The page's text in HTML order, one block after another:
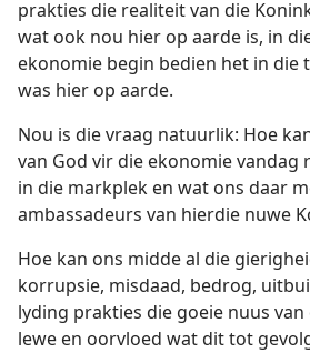
prakties die realiteit van die
wat ook nou hier op aarde is, in
ekonomie begin bedien het in die
was hier op aarde.
Nou is die vraag natuurlik: Hoe
van God vir die ekonomie
in die markplek en wat ons daar
ambassadeurs van hierdie nuwe
Hoe kan ons midde al die
korrupsie, misdaad, bedrog,
lyding prakties die goeie nuus
lewe en oorvloed wat dit tot